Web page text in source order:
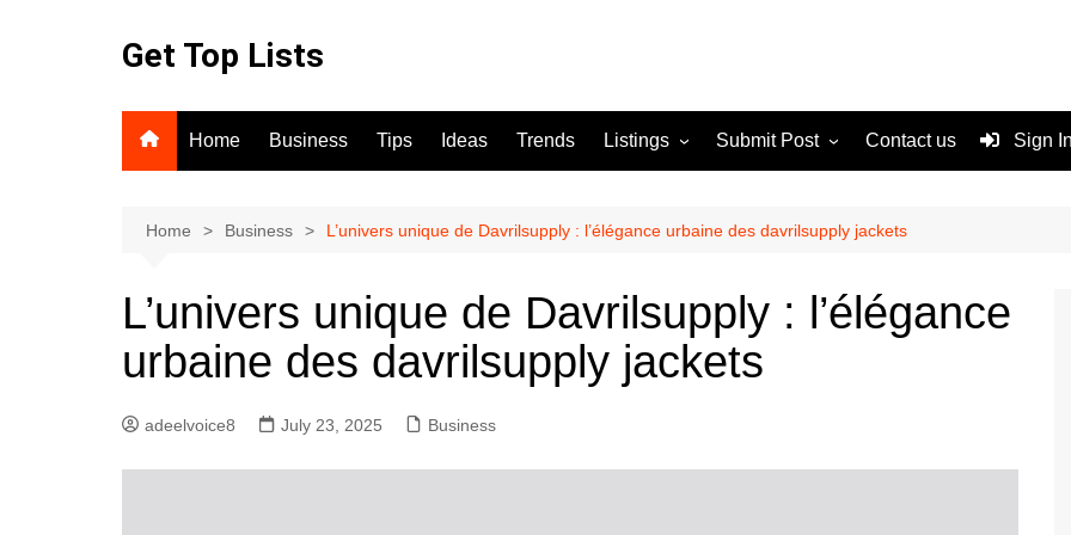
Get Top Lists
Home Business Tips Ideas Trends Listings
For Sale
Submit Post
Terms and Conditions
Contact us Sign
Home Business L’univers unique de Davrilsupply : l’élégance urbaine des davrilsupply jackets
L’univers unique de Davrilsupply : l’élégance
urbaine des davrilsupply jackets
adeelvoice8 July 23, 2025 Business